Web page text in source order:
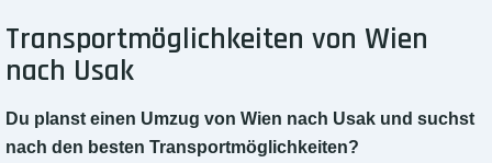
Transportmöglichkeiten von Wien
nach Usak
Du planst einen Umzug von Wien nach Usak und suchst
nach den besten Transportmöglichkeiten?